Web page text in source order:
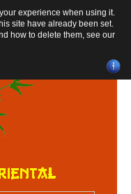
experience when using it.
site have already been set.
how to delete them, see our